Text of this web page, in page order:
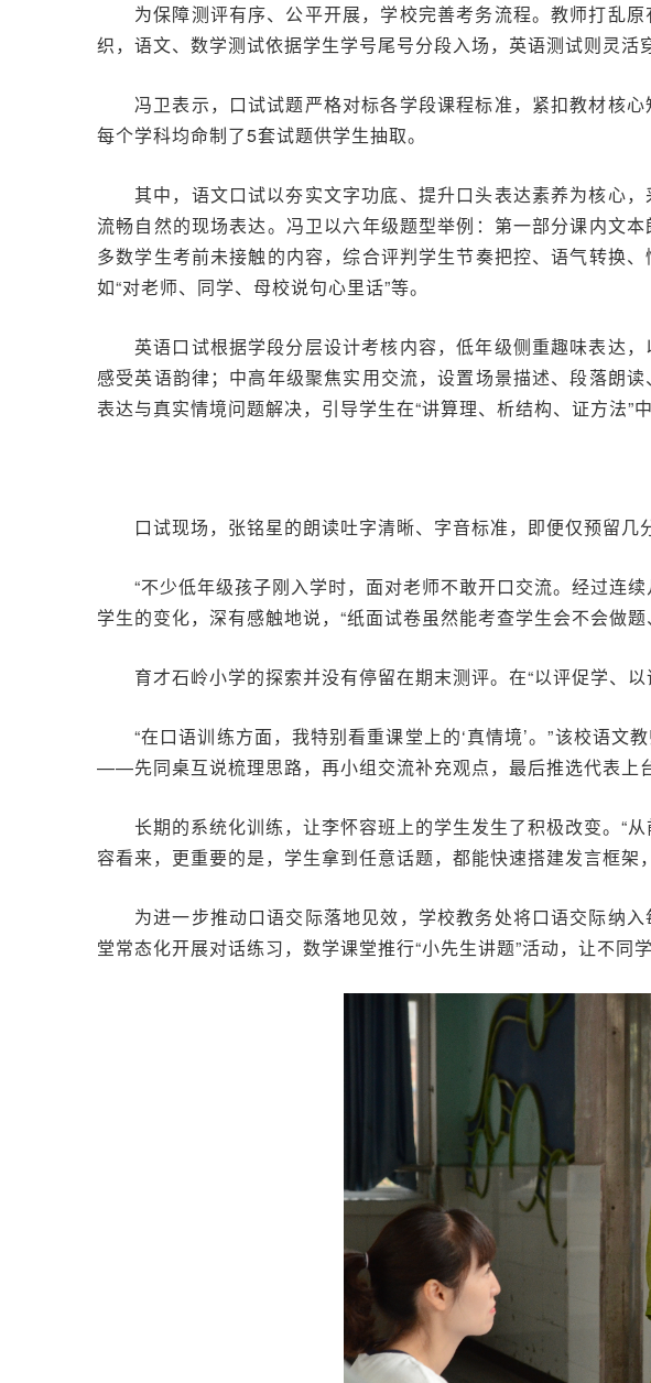
为保障测评有序、公平开展，学校完善考务流程。教师打乱
织，语文、数学测试依据学生学号尾号分段入场，英语测试则灵活
冯卫表示，口试试题严格对标各学段课程标准，紧扣教材核
每个学科均命制了5套试题供学生抽取。
其中，语文口试以夯实文字功底、提升口头表达素养为核心
流畅自然的现场表达。冯卫以六年级题型举例：第一部分课内文
多数学生考前未接触的内容，综合评判学生节奏把控、语气转换
如“对老师、同学、母校说句心里话”等。
英语口试根据学段分层设计考核内容，低年级侧重趣味表达
感受英语韵律；中高年级聚焦实用交流，设置场景描述、段落朗
表达与真实情境问题解决，引导学生在“讲算理、析结构、证方法”
口试现场，张铭星的朗读吐字清晰、字音标准，即便仅预留
“不少低年级孩子刚入学时，面对老师不敢开口交流。经过连
学生的变化，深有感触地说，“纸面试卷虽然能考查学生会不会做
育才石岭小学的探索并没有停留在期末测评。在“以评促学、
“在口语训练方面，我特别看重课堂上的‘真情境’。”该校语
——先同桌互说梳理思路，再小组交流补充观点，最后推选代表上
长期的系统化训练，让李怀容班上的学生发生了积极改变。“
容看来，更重要的是，学生拿到任意话题，都能快速搭建发言框架
为进一步推动口语交际落地见效，学校教务处将口语交际纳
堂常态化开展对话练习，数学课堂推行“小先生讲题”活动，让不同